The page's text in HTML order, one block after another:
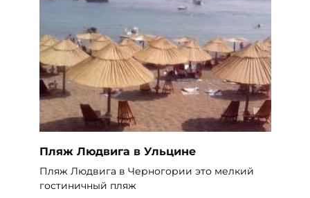
Пляж Людвига в Ульцине
Пляж Людвига в Черногории это мелкий
гостиничный пляж